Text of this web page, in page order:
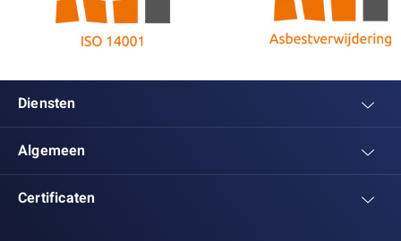
Diensten
Algemeen
Certificaten